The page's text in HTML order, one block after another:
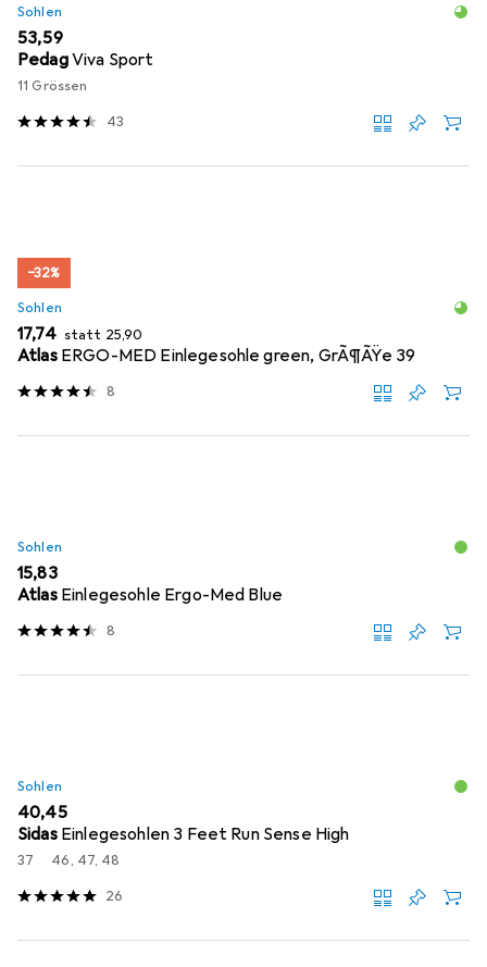
Sohlen
EUR
53,59
PedagViva Sport
11 Grössen
43
−32%
Sohlen
EUR
17,74 statt EUR
25,90
Atlas ERGO-MED Einlegesohle green, GrÃ¶ÃŸe 39
8
Sohlen
EUR
15,83
Atlas Einlegesohle Ergo-Med Blue
8
Sohlen
EUR
40,45
Sidas Einlegesohlen 3 Feet Run Sense High
37 46, 47, 48
26